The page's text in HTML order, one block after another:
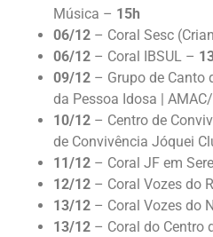
Música – 15h
06/12 – Coral Sesc
06/12 – Coral IBSUL –
09/12 – Grupo de Canto
da Pessoa Idosa |
10/12 – Centro de
de Convivência Jóquei
11/12 – Coral JF em
12/12 – Coral Vozes do
13/12 – Coral Vozes do
13/12 – Coral do Centro